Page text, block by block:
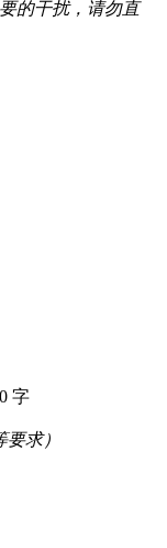
的干扰，请勿直
字
求）